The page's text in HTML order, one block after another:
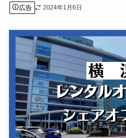
広告 2024年1月6日